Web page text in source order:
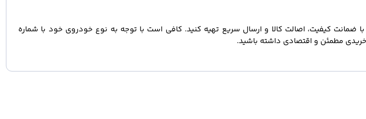
ضمانت کیفیت، اصالت کالا و ارسال سریع تهیه کنید. کافی است با توجه به نوع خودروی خود با شماره
مطمئن و اقتصادی داشته باشید.